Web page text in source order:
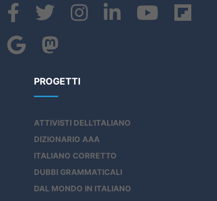
PROGETTI
ATTIVISTI DELL'ITALIANO
DIZIONARIO AAA
ITALIANO CORRETTO
DUBBI GRAMMATICALI
DAL MONDO IN ITALIANO